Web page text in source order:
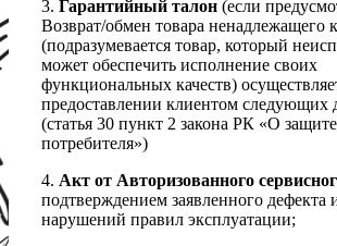
3. Гарантийный талон (если
Возврат/обмен товара ненадлежащего
(подразумевается товар, который
может обеспечить исполнение своих
функциональных качеств)
предоставлении клиентом следующих
(статья 30 пункт 2 закона РК «О
потребителя»)
4. Акт от Авторизованного
подтверждением заявленного дефекта
нарушений правил эксплуатации;